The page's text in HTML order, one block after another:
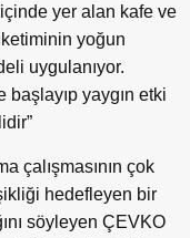
yer alan kafe ve
yoğun
uygulanıyor.
başlayıp yaygın etki
çalışmasının çok
hedefleyen bir
söyleyen ÇEVKO